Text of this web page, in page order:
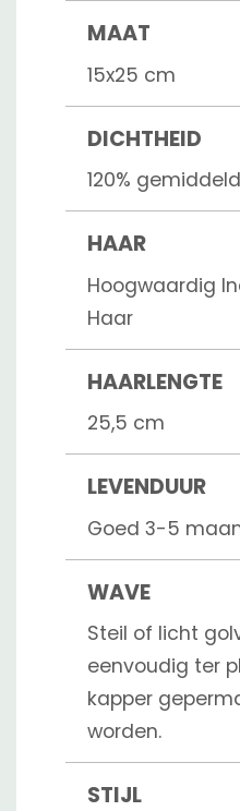
MAAT
15x25 cm
DICHTHEID
120%
HAAR
Hoogwaardig
Haar
HAARLENGTE
25,5 cm
LEVENDUUR
Goed 3-5
WAVE
Steil of licht
eenvoudig ter
kapper
worden.
STIJL